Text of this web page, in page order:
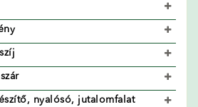
nyalósó, jutalomfalat